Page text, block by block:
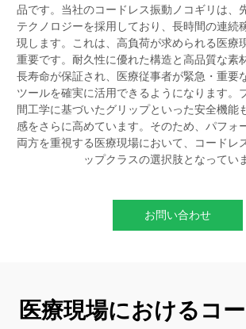
品です。当社のコードレス振動ノコギリは、
テクノロジーを採用しており、長時間の連続
現します。これは、高負荷が求められる医療
重要です。耐久性に優れた構造と高品質な素
長寿命が保証され、医療従事者が緊急・重要
ツールを確実に活用できるようになります。
間工学に基づいたグリップといった安全機能
感をさらに高めています。そのため、パフォ
両方を重視する医療現場において、コードレ
ップクラスの選択肢となってい
お問い合わせ
医療現場におけるコ